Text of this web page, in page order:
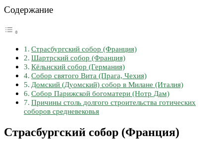
Содержание
Страсбургский собор (Франция)
Шартрский собор (Франция)
Кёльнский собор (Германия)
Собор святого Вита (Прага, Чехия)
Домский (Дуомский) собор в Милане (Италия)
Собор Парижской богоматери (Нотр Дам)
Причины столь долгого строительства готических
соборов средневековья
Страсбургский собор (Франция)